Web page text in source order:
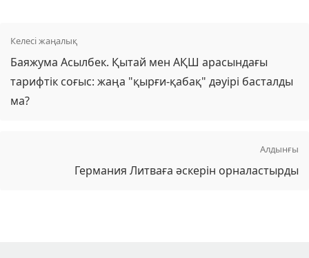
Келесі жаңалық
Баяжума Асылбек. Қытай мен АҚШ арасындағы
тарифтік соғыс: жаңа "қырғи-қабақ" дәуірі басталды
ма?
Алдынғы
Германия Литваға әскерін орналастырды